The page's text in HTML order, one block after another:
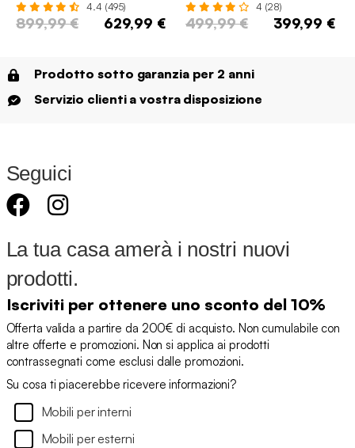
4.4 (495)
899,99 € 629,99 €
4 (28)
499,99 € 399,99 €
Prodotto sotto garanzia per 2 anni
Servizio clienti a vostra disposizione
Seguici
La tua casa amerà i nostri nuovi
prodotti.
Iscriviti per ottenere uno sconto del 10%
Offerta valida a partire da 200€ di acquisto. Non cumulabile con
altre offerte e promozioni. Non si applica ai prodotti
contrassegnati come esclusi dalle promozioni.
Su cosa ti piacerebbe ricevere informazioni?
Mobili per interni
Mobili per esterni